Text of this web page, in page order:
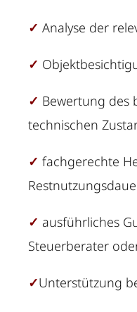
✓Analyse der
✓
✓ Bewertung des
technischen
✓fachgerechte
✓ausführliches
Steuerberater
✓Unterstützung